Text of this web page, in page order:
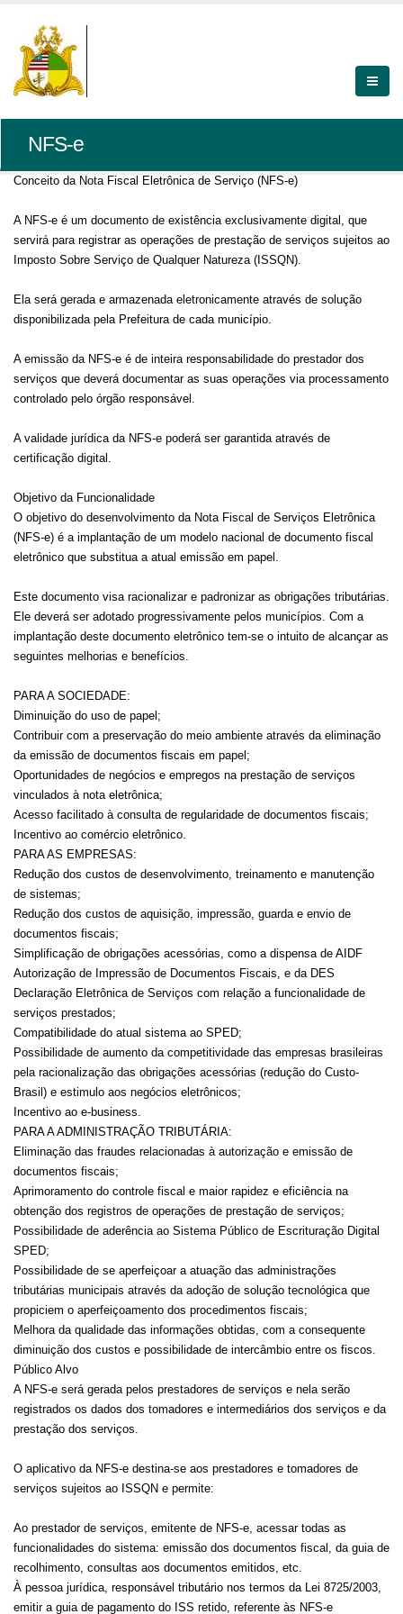
NFS-e
Conceito da Nota Fiscal Eletrônica de Serviço (NFS-e)
A NFS-e é um documento de existência exclusivamente digital, que
servirá para registrar as operações de prestação de serviços sujeitos ao
Imposto Sobre Serviço de Qualquer Natureza (ISSQN).
Ela será gerada e armazenada eletronicamente através de solução
disponibilizada pela Prefeitura de cada município.
A emissão da NFS-e é de inteira responsabilidade do prestador dos
serviços que deverá documentar as suas operações via processamento
controlado pelo órgão responsável.
A validade jurídica da NFS-e poderá ser garantida através de
certificação digital.
Objetivo da Funcionalidade
O objetivo do desenvolvimento da Nota Fiscal de Serviços Eletrônica
(NFS-e) é a implantação de um modelo nacional de documento fiscal
eletrônico que substitua a atual emissão em papel.
Este documento visa racionalizar e padronizar as obrigações tributárias.
Ele deverá ser adotado progressivamente pelos municípios. Com a
implantação deste documento eletrônico tem-se o intuito de alcançar as
seguintes melhorias e benefícios.
PARA A SOCIEDADE:
Diminuição do uso de papel;
Contribuir com a preservação do meio ambiente através da eliminação
da emissão de documentos fiscais em papel;
Oportunidades de negócios e empregos na prestação de serviços
vinculados à nota eletrônica;
Acesso facilitado à consulta de regularidade de documentos fiscais;
Incentivo ao comércio eletrônico.
PARA AS EMPRESAS:
Redução dos custos de desenvolvimento, treinamento e manutenção
de sistemas;
Redução dos custos de aquisição, impressão, guarda e envio de
documentos fiscais;
Simplificação de obrigações acessórias, como a dispensa de AIDF
Autorização de Impressão de Documentos Fiscais, e da DES
Declaração Eletrônica de Serviços com relação a funcionalidade de
serviços prestados;
Compatibilidade do atual sistema ao SPED;
Possibilidade de aumento da competitividade das empresas brasileiras
pela racionalização das obrigações acessórias (redução do Custo-
Brasil) e estimulo aos negócios eletrônicos;
Incentivo ao e-business.
PARA A ADMINISTRAÇÃO TRIBUTÁRIA:
Eliminação das fraudes relacionadas à autorização e emissão de
documentos fiscais;
Aprimoramento do controle fiscal e maior rapidez e eficiência na
obtenção dos registros de operações de prestação de serviços;
Possibilidade de aderência ao Sistema Público de Escrituração Digital
SPED;
Possibilidade de se aperfeiçoar a atuação das administrações
tributárias municipais através da adoção de solução tecnológica que
propiciem o aperfeiçoamento dos procedimentos fiscais;
Melhora da qualidade das informações obtidas, com a consequente
diminuição dos custos e possibilidade de intercâmbio entre os fiscos.
Público Alvo
A NFS-e será gerada pelos prestadores de serviços e nela serão
registrados os dados dos tomadores e intermediários dos serviços e da
prestação dos serviços.
O aplicativo da NFS-e destina-se aos prestadores e tomadores de
serviços sujeitos ao ISSQN e permite:
Ao prestador de serviços, emitente de NFS-e, acessar todas as
funcionalidades do sistema: emissão dos documentos fiscal, da guia de
recolhimento, consultas aos documentos emitidos, etc.
À pessoa jurídica, responsável tributário nos termos da Lei 8725/2003,
emitir a guia de pagamento do ISS retido, referente às NFS-e